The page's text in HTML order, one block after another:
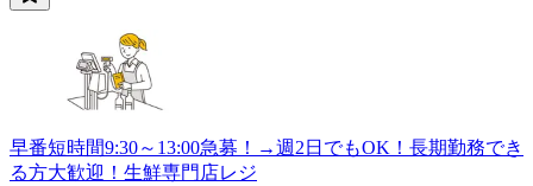
早番短時間9:30～13:00急募！→週2日でもOK！長期勤務でき
る方大歓迎！生鮮専門店レジ